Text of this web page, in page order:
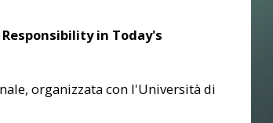
in Today's
organizzata con l'Università di
presso
PhD
Bocconi School of Management. È